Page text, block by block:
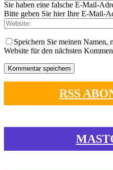
Sie haben eine falsche E-Mail-
Bitte geben Sie hier Ihre E-Mail-
Speichern Sie meinen Namen,
Website für den nächsten
RSS